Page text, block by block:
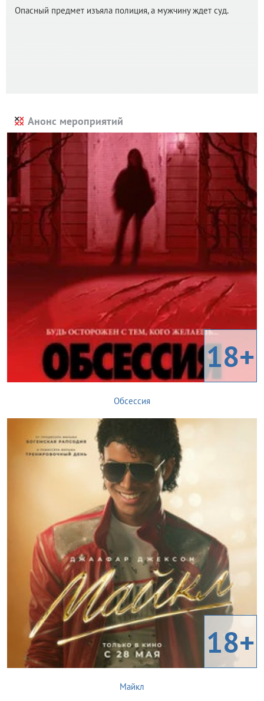
Опасный предмет изъяла полиция, а мужчину ждет суд.
Анонс мероприятий
18+
Обсессия
18+
Майкл